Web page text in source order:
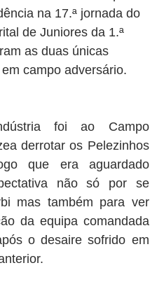
na 17.ª jornada do
de Juniores da 1.ª
as duas únicas
em campo adversário.
foi ao Campo
derrotar os Pel ezinhos
que era aguardado
não só por se
mas também para ver
da equipa comandada
o desaire sofrido em